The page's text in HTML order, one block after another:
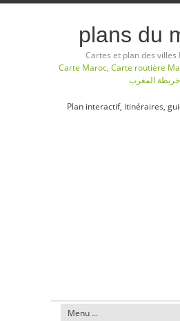
plans du
Cartes et plan des villes
Carte Maroc, Carte routière
خريطة المغرب
Plan interactif, itinéraires,